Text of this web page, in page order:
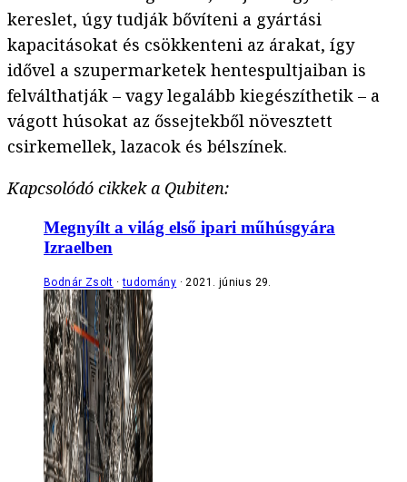
kereslet, úgy tudják bővíteni a gyártási
kapacitásokat és csökkenteni az árakat, így
idővel a szupermarketek hentespultjaiban is
felválthatják – vagy legalább kiegészíthetik – a
vágott húsokat az őssejtekből növesztett
csirkemellek, lazacok és bélszínek.
Kapcsolódó cikkek a Qubiten:
Megnyílt a világ első ipari műhúsgyára
Izraelben
Bodnár Zsolt tudomány 2021. június 29.